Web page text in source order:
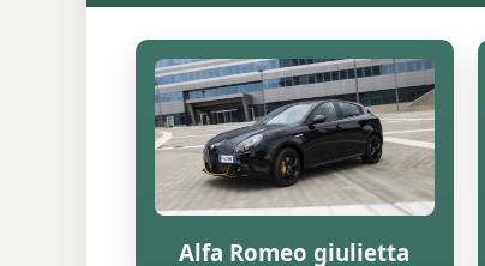
Alfa Romeo giulietta